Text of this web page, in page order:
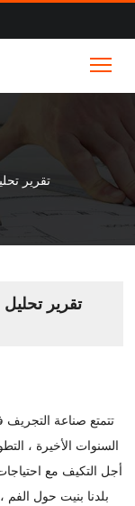
تقرير
تقرير
تتمتع صناعة
السنوات الأخيرة ،
أجل التكيف مع
بلدنا بنيت حول